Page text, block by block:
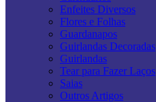
Enfeites Diversos
Flores e Folhas
Guardanapos
Guirlandas Decoradas
Guirlandas
Tear para Fazer Laços
Saias
Outros Artigos